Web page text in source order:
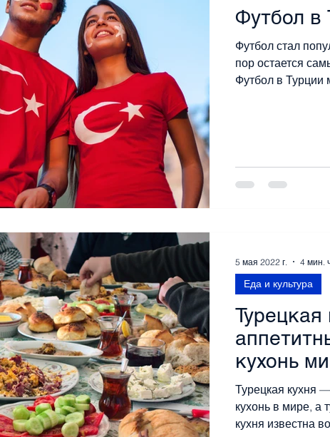
Футбол в
Футбол стал
пор остается
Футбол в Турции
кухонь
Турецкая кухня
кухонь в мире, а
кухня известна
Еда и культура
5 мая 2022 г. 4 мин.